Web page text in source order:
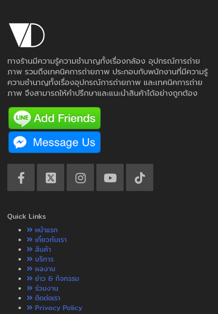
ทางร้านมีความรู้ความชำนาญทั้งเรื่องกล้อง อุปกรณ์การถ่าย
ภาพ รวมถึงเทคนิคการถ่ายภาพ ประกอบกับพนักงานที่มีความรู้
ความชำนาญทั้งเรื่องอุปกรณ์การถ่ายภาพ และเทคนิคการถ่าย
ภาพ จึงสามารถให้คำปรึกษาและแนะนำสินค้าได้อย่างถูกต้อง
Quick Links
หน้าแรก
เกี่ยวกับเรา
สินค้า
บริการ
ผลงาน
ข่าว & กิจกรรม
ร่วมงาน
ติดต่อเรา
Privacy Policy